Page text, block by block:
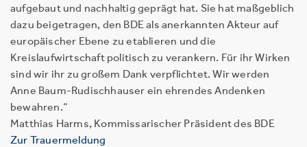
aufgebaut und nachhaltig geprägt hat. Sie hat maßgeblich
dazu beigetragen, den BDE als anerkannten Akteur auf
europäischer Ebene zu etablieren und die
Kreislaufwirtschaft politisch zu verankern. Für ihr Wirken
sind wir ihr zu großem Dank verpflichtet. Wir werden
Anne Baum-Rudischhauser ein ehrendes Andenken
bewahren.“
Matthias Harms, Kommissarischer Präsident des BDE
Zur Trauermeldung